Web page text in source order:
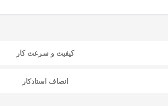
کیفیت و سرعت کار
انصاف استادکار